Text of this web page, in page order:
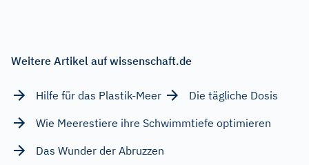
Weitere Artikel auf wissenschaft.de
Hilfe für das Plastik-Meer
Die tägliche Dosis
Wie Meerestiere ihre Schwimmtiefe optimieren
Das Wunder der Abruzzen